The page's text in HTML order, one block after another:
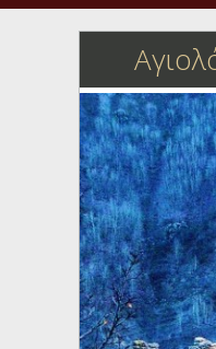
Αγιολόγιο – Εορτολόγιο
Η πίστη στην εποχή μας
Ορθόδοξη οικογένεια
Ορθόδοξο
Σκέψεις-προβληματισμοί